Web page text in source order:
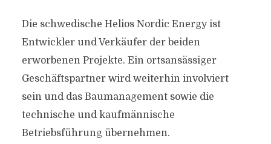
Die schwedische Helios Nordic Energy ist
Entwickler und Verkäufer der beiden
erworbenen Projekte. Ein ortsansässiger
Geschäftspartner wird weiterhin involviert
sein und das Baumanagement sowie die
technische und kaufmännische
Betriebsführung übernehmen.